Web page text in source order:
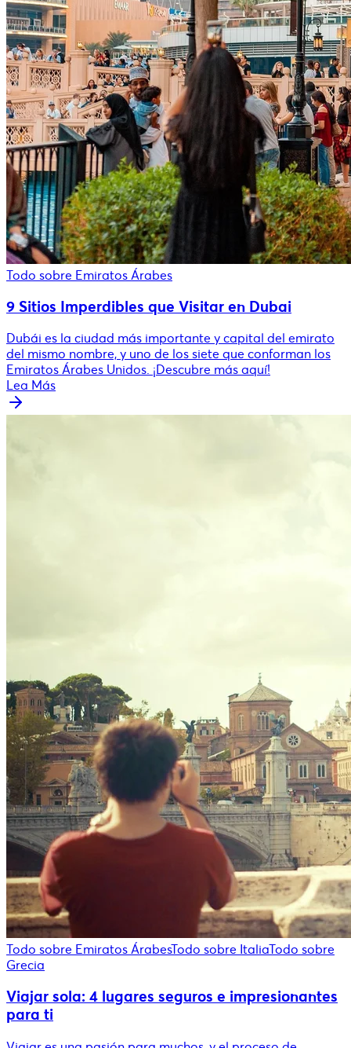
Todo sobre Emiratos Árabes
9 Sitios Imperdibles que Visitar en Dubai
Dubái es la ciudad más importante y capital del emirato
del mismo nombre, y uno de los siete que conforman los
Emiratos Árabes Unidos. ¡Descubre más aquí!
Lea Más
Todo sobre Emiratos ÁrabesTodo sobre ItaliaTodo sobre
Grecia
Viajar sola: 4 lugares seguros e impresionantes
para ti